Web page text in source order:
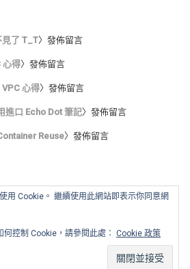
見了 T_T〉發佈留言
心得〉發佈留言
VPC 心得〉發佈留言
進口 Echo Dot 筆記〉發佈留言
Reuse〉發佈留言
用 Cookie。 繼續使用此網站即表示你同意網
控制 Cookie，請參閱此處： Cookie 政策